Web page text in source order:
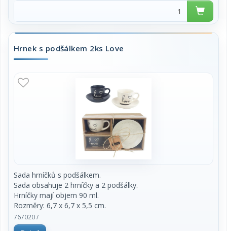
Hrnek s podšálkem 2ks Love
Sada hrníčků s podšálkem.
Sada obsahuje 2 hrníčky a 2 podšálky.
Hrníčky mají objem 90 ml.
Rozměry: 6,7 x 6,7 x 5,5 cm.
Materiál: keramika.
Barva: šedá, krémová.
767020 /